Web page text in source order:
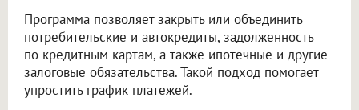
Программа позволяет закрыть или объединить
потребительские и автокредиты, задолженность
по кредитным картам, а также ипотечные и другие
залоговые обязательства. Такой подход помогает
упростить график платежей.